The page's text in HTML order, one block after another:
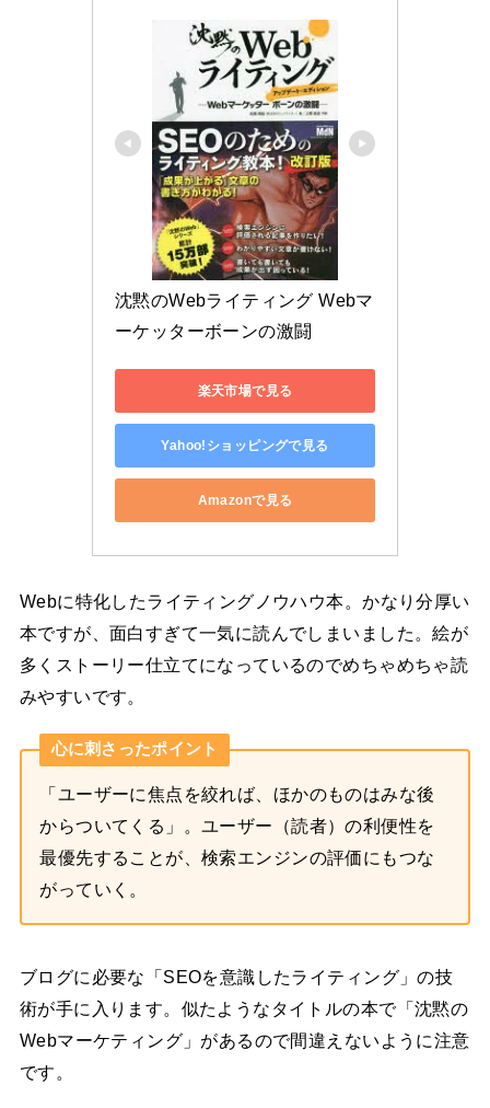
沈黙のWebライティング Webマ
ーケッターボーンの激闘
楽天市場で見る
Yahoo!ショッピングで見る
Amazonで見る
Webに特化したライティングノウハウ本。かなり分厚い
本ですが、面白すぎて一気に読んでしまいました。絵が
多くストーリー仕立てになっているのでめちゃめちゃ読
みやすいです。
心に刺さったポイント
「ユーザーに焦点を絞れば、ほかのものはみな後
からついてくる」。ユーザー（読者）の利便性を
最優先することが、検索エンジンの評価にもつな
がっていく。
ブログに必要な「SEOを意識したライティング」の技
術が手に入ります。似たようなタイトルの本で「沈黙の
Webマーケティング」があるので間違えないように注意
です。